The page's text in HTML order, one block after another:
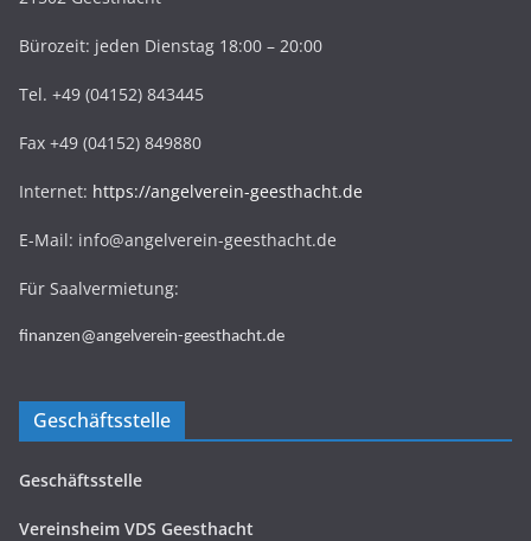
Bürozeit: jeden Dienstag 18:00 – 20:00
Tel. +49 (04152) 843445
Fax +49 (04152) 849880
Internet: https://angelverein-geesthacht.de
E-Mail: info@angelverein-geesthacht.de
Für Saalvermietung:
finanzen@angelverein-geesthacht.de
Geschäftsstelle
Geschäftsstelle
Vereinsheim VDS Geesthacht